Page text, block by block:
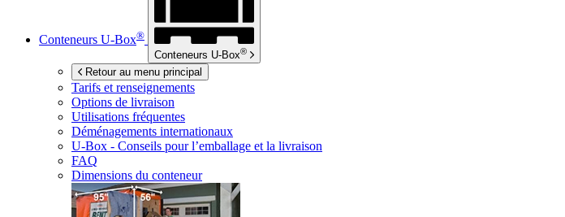
Conteneurs U-Box®
Conteneurs U-Box®
Retour au menu principal
Tarifs et renseignements
Options de livraison
Utilisations fréquentes
Déménagements internationaux
U-Box - Conseils pour l’emballage et la livraison
FAQ
Dimensions du conteneur